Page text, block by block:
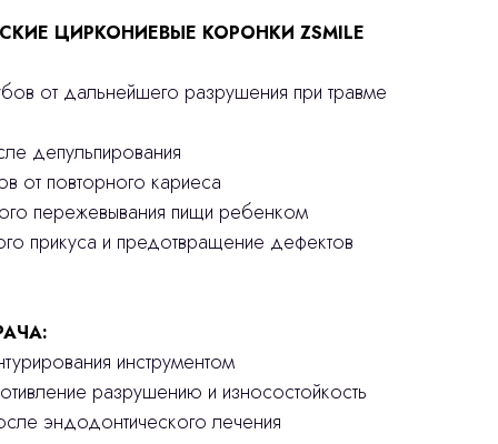
ЦИРКОНИЕВЫЕ КОРОНКИ ZSMILE
от дальнейшего разрушения при травме
депульпирования
от повторного кариеса
пережевывания пищи ребенком
прикуса и предотвращение дефектов
инструментом
разрушению и износостойкость
эндодонтического лечения